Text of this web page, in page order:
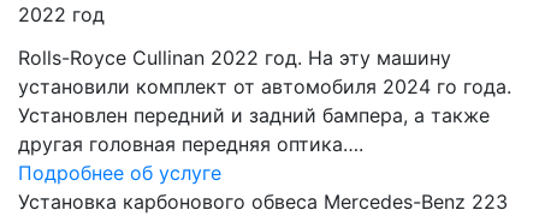
2022 год
Rolls-Royce Cullinan 2022 год. На эту машину
установили комплект от автомобиля 2024 го года.
Установлен передний и задний бампера, а также
другая головная передняя оптика….
Подробнее об услуге
Установка карбонового обвеса Mercedes-Benz 223